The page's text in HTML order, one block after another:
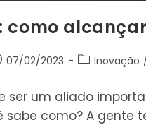
como
07/02/2023
Categoria
post:
Inovação
ser um aliado
sabe como? A gente